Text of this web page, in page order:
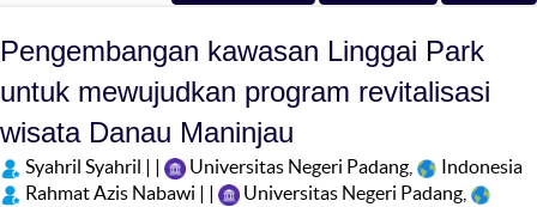
Pengembangan kawasan Linggai Park
untuk mewujudkan program revitalisasi
wisata Danau Maninjau
Syahril Syahril | | Universitas Negeri Padang,
Indonesia
Rahmat Azis Nabawi | |
Universitas Negeri Padang,